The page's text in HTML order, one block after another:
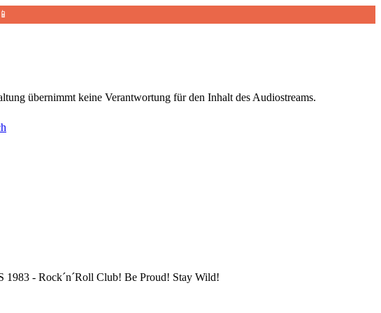
übernimmt keine Verantwortung für den Inhalt des Audiostreams.
- Rock´n´Roll Club! Be Proud! Stay Wild!